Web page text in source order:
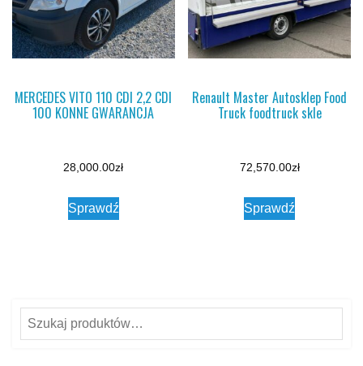
MERCEDES VITO 110 CDI 2,2 CDI
100 KONNE GWARANCJA
28,000.00zł
Sprawdź
Renault Master Autosklep Food
Truck foodtruck skle
72,570.00zł
Sprawdź
Szukaj: